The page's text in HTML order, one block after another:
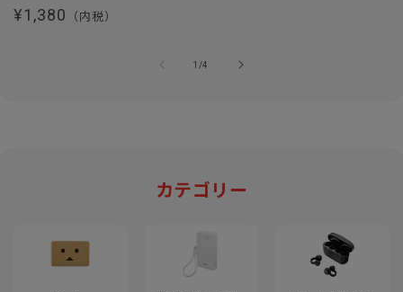
通常価格
¥1,380 （内税）
1 /
の4
カテゴリー